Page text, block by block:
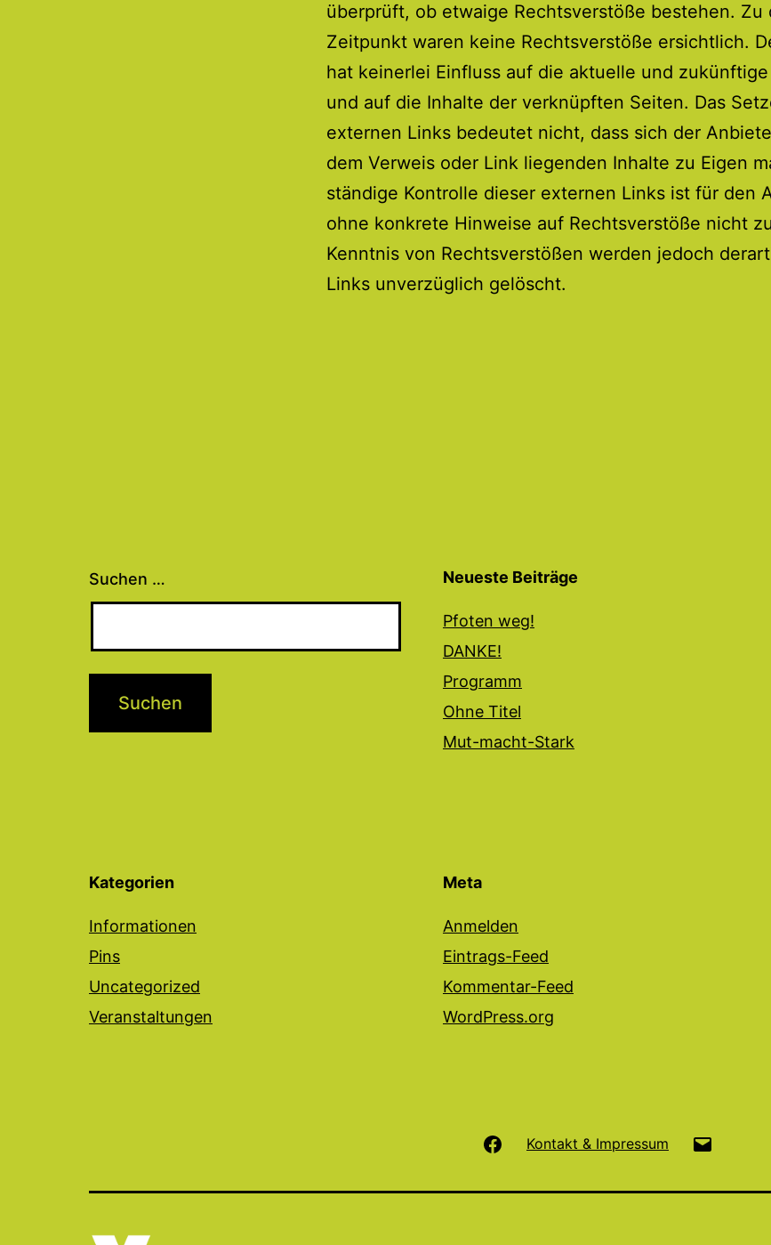
überprüft, ob etwaige Rechtsverstöße bestehen. Zu
Zeitpunkt waren keine Rechtsverstöße ersichtlich.
hat keinerlei Einfluss auf die aktuelle und
und auf die Inhalte der verknüpften Seiten. Das
externen Links bedeutet nicht, dass sich der
dem Verweis oder Link liegenden Inhalte zu Eigen
ständige Kontrolle dieser externen Links ist für den
ohne konkrete Hinweise auf Rechtsverstöße nicht
Kenntnis von Rechtsverstößen werden jedoch
Links unverzüglich gelöscht.
Suchen … Neueste Beiträge
Pfoten weg!
DANKE!
Programm
Ohne Titel
Mut-macht-Stark
Kategorien
Informationen
Pins
Uncategorized
Veranstaltungen
Meta
Anmelden
Eintrags-Feed
Kommentar-Feed
WordPress.org
Facebook
Kontakt & Impressum